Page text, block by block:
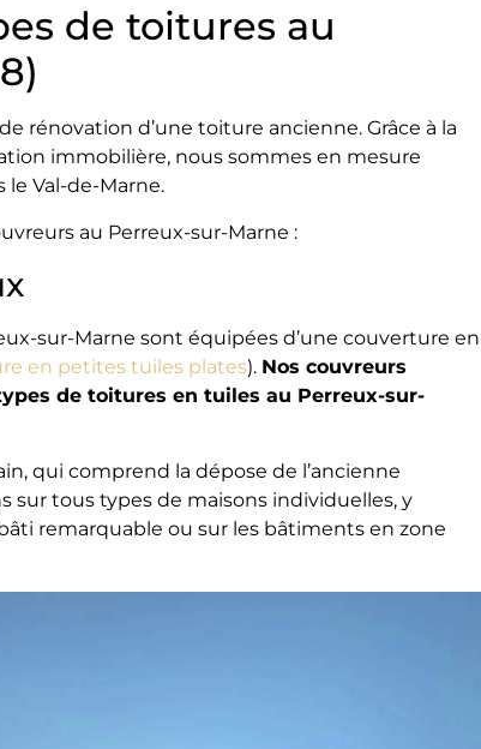
de toitures au
rénovation d’une toiture ancienne. Grâce à la
immobilière, nous sommes en mesure
Val-de-Marne.
au Perreux-sur-Marne :
sur-Marne sont équipées d’une couverture en
en petites tuiles plates). Nos couvreurs
de toitures en tuiles au Perreux-sur-
qui comprend la dépose de l’ancienne
sur tous types de maisons individuelles, y
remarquable ou sur les bâtiments en zone